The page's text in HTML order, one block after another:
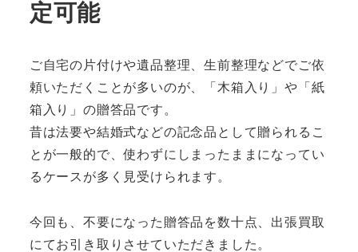
定可能
ご自宅の片付けや遺品整理、生前整理などでご依
頼いただくことが多いのが、「木箱入り」や「紙
箱入り」の贈答品です。
昔は法要や結婚式などの記念品として贈られるこ
とが一般的で、使わずにしまったままになってい
るケースが多く見受けられます。
今回も、不要になった贈答品を数十点、出張買取
にてお引き取りさせていただきました。